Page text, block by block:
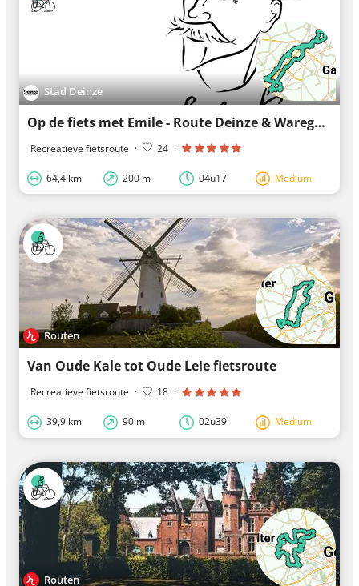
Stad Deinze
Op de fiets met Emile - Route Deinze & Waregem 64km
Recreatieve fietsroute · 24 ·
64,4 km 200 m 04u17 Medium
Routen
Van Oude Kale tot Oude Leie fietsroute
Recreatieve fietsroute · 18 ·
39,9 km 90 m 02u39 Medium
Routen